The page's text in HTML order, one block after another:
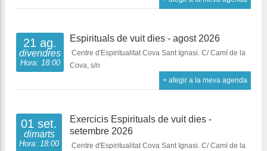
21 ag.
divendres
Hora: 18:00
Espirituals de vuit dies - agost 2026
Centre d'Espiritualitat Cova Sant Ignasi. C/ Camí de la
Cova, s/n
+ afegir a la meva agenda
01 set.
dimarts
Hora: 18:00
Exercicis Espirituals de vuit dies -
setembre 2026
Centre d'Espiritualitat Cova Sant Ignasi. C/ Camí de la